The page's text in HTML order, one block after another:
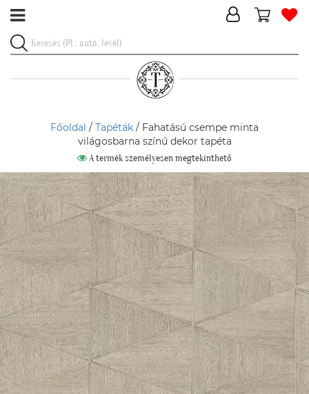
Főoldal / Tapéták / Fahatású csempe minta
világosbarna színű dekor tapéta
A termék személyesen megtekinthető